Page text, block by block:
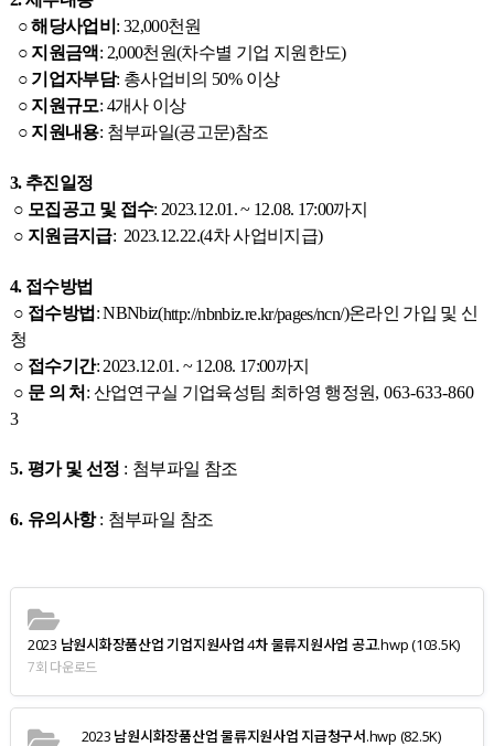
○ 해당사업비 : 32,000천원
○ 지원금액: 2,000천원(차수별 기업 지원한도)
○ 기업자부담: 총사업비의 50% 이상
○ 지원규모: 4개사 이상
○ 지원내용: 첨부파일(공고문)참조
3. 추진일정
○ 모집공고 및 접수: 2023.12.01. ~ 12.08. 17:00까지
○ 지원금지급: 2023.12.22.(4차 사업비지급)
4. 접수방법
○ 접수방법 :NBNbiz(http://nbnbiz.re.kr/pages/ncn/)온라인 가입 및 신
청
○ 접수기간: 2023.12.01. ~ 12.08. 17:00까지
○ 문 의 처 : 산업연구실 기업육성팀 최하영 행정원, 063-633-860
3
5. 평가 및 선정 : 첨부파일 참조
6. 유의사항: 첨부파일 참조
2023 남원시화장품산업 기업지원사업 4차 물류지원사업 공고.hwp(103.5K)
7회 다운로드
2023 남원시화장품산업 물류지원사업 지급청구서.hwp (82.5K)